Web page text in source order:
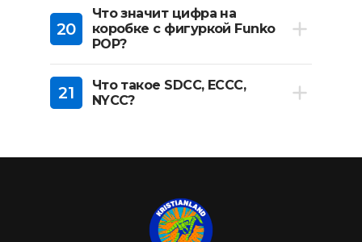
20
Что значит цифра на
коробке с фигуркой Funko
POP?
21
Что такое SDCC, ECCC,
NYCC?